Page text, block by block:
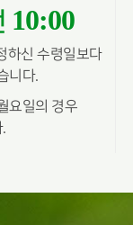
10:00
하신 수령일보다
니다.
요일의 경우